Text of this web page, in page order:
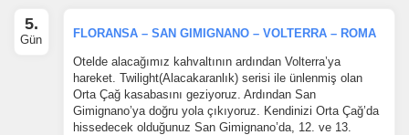
5.
Gün FLORANSA – SAN GIMIGNANO – VOLTERRA – ROMA
Otelde alacağımız kahvaltının ardından Volterra’ya
hareket. Twilight(Alacakaranlık) serisi ile ünlenmiş olan
Orta Çağ kasabasını geziyoruz. Ardından San
Gimignano’ya doğru yola çıkıyoruz. Kendinizi Orta Çağ’da
hissedecek olduğunuz San Gimignano’da, 12. ve 13.